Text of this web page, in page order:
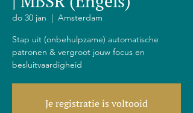
do 30 jan
  |
Amsterdam
Stap uit (onbehulpzame) automatische
patronen & vergroot jouw focus en
besluitvaardigheid
Je registratie is voltooid